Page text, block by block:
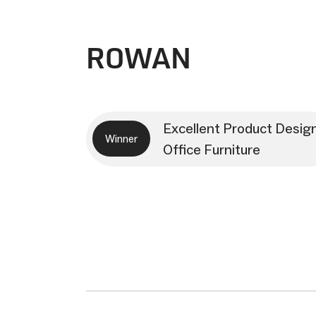
ROWAN
Winner
Excellent Product
Office Furniture